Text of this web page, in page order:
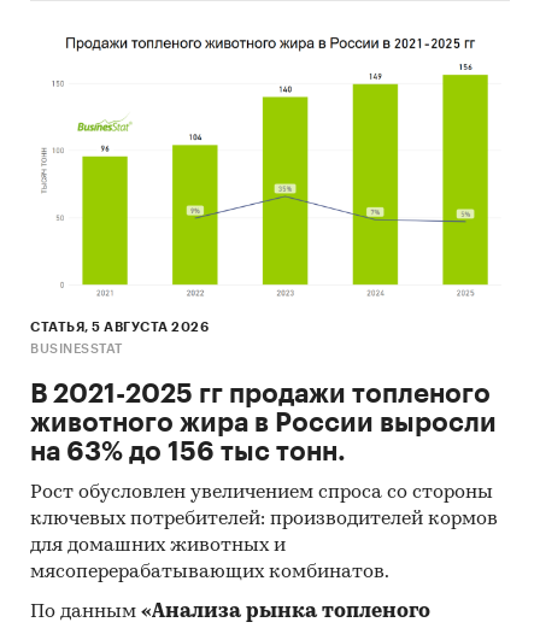
СТАТЬЯ, 5 АВГУСТА 2026
BUSINESSTAT
В 2021-2025 гг продажи топленого
животного жира в России выросли
на 63% до 156 тыс тонн.
Рост обусловлен увеличением спроса со стороны
ключевых потребителей: производителей кормов
для домашних животных и
мясоперерабатывающих комбинатов.
По данным «Анализа рынка топленого